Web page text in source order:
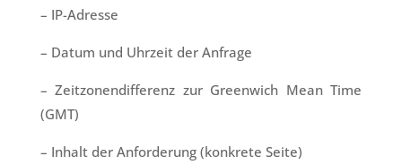
– IP-Adresse
– Datum und Uhrzeit der Anfrage
– Zeitzonendifferenz zur Greenwich Mean Time
(GMT)
– Inhalt der Anforderung (konkrete Seite)